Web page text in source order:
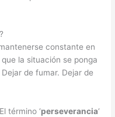
constante en
la situación se ponga
Dejar de fumar. Dejar de
término ‘perseverancia‘